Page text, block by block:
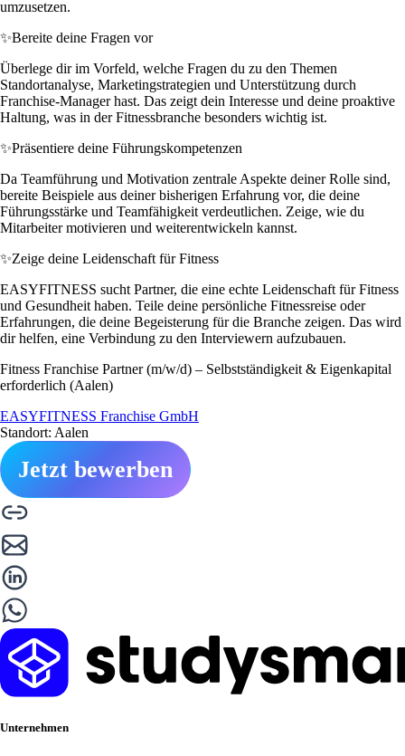
umzusetzen.
✨Bereite deine Fragen vor
Überlege dir im Vorfeld, welche Fragen du zu den Themen
Standortanalyse, Marketingstrategien und Unterstützung durch
Franchise-Manager hast. Das zeigt dein Interesse und deine proaktive
Haltung, was in der Fitnessbranche besonders wichtig ist.
✨Präsentiere deine Führungskompetenzen
Da Teamführung und Motivation zentrale Aspekte deiner Rolle sind,
bereite Beispiele aus deiner bisherigen Erfahrung vor, die deine
Führungsstärke und Teamfähigkeit verdeutlichen. Zeige, wie du
Mitarbeiter motivieren und weiterentwickeln kannst.
✨Zeige deine Leidenschaft für Fitness
EASYFITNESS sucht Partner, die eine echte Leidenschaft für Fitness
und Gesundheit haben. Teile deine persönliche Fitnessreise oder
Erfahrungen, die deine Begeisterung für die Branche zeigen. Das wird
dir helfen, eine Verbindung zu den Interviewern aufzubauen.
Fitness Franchise Partner (m/w/d) – Selbstständigkeit & Eigenkapital
erforderlich (Aalen)
EASYFITNESS Franchise GmbH
Standort: Aalen
Jetzt bewerben
Unternehmen